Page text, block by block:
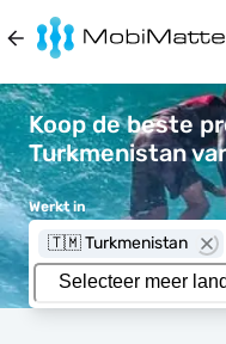
Koop de beste
Turkmenistan
Werkt in
🇹🇲 Turkmenistan